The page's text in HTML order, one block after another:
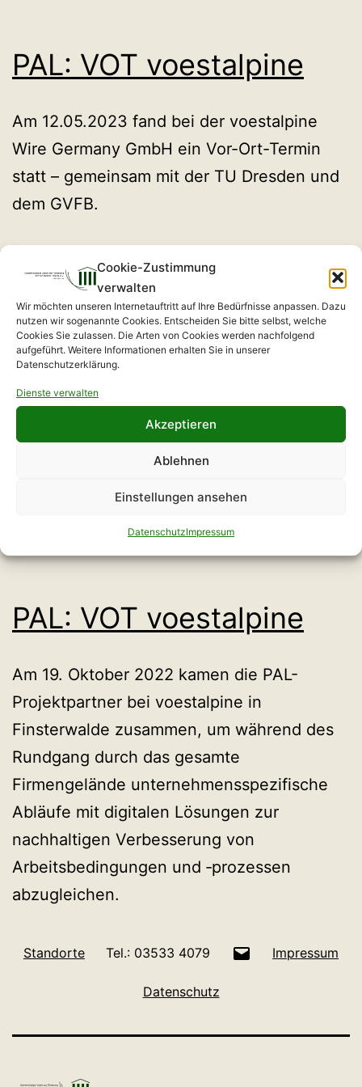
Cookie-Zustimmung
verwalten
Wir möchten unseren Internetauftritt auf Ihre Bedürfnisse anpassen. Dazu
nutzen wir sogenannte Cookies. Entscheiden Sie bitte selbst, welche
Cookies Sie zulassen. Die Arten von Cookies werden nachfolgend
aufgeführt. Weitere Informationen erhalten Sie in unserer
Datenschutzerklärung.
Dienste verwalten
Akzeptieren
Ablehnen
Einstellungen ansehen
DatenschutzImpressum
PAL: VOT voestalpine
Am 12.05.2023 fand bei der voestalpine
Wire Germany GmbH ein Vor-Ort-Termin
statt – gemeinsam mit der TU Dresden und
dem GVFB.
PAL: VOT HQM Tubes
GmbH
Am 19.10.2022 fand bei der HQM Tubes
GmbH mit der Abteilung „Forschung und
Entwicklung“ ein Vor-Ort-Termin
PAL: VOT voestalpine
Am 19. Oktober 2022 kamen die PAL-
Projektpartner bei voestalpine in
Finsterwalde zusammen, um während des
Rundgang durch das gesamte
Firmengelände unternehmensspezifische
Abläufe mit digitalen Lösungen zur
nachhaltigen Verbesserung von
Arbeitsbedingungen und ‑prozessen
abzugleichen.
Standorte Tel.: 03533 4079 Impressum
Datenschutz